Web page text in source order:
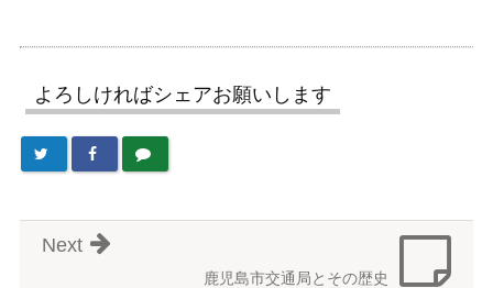
よろしければシェアお願いします
鹿児島市交通局とその歴史
Next